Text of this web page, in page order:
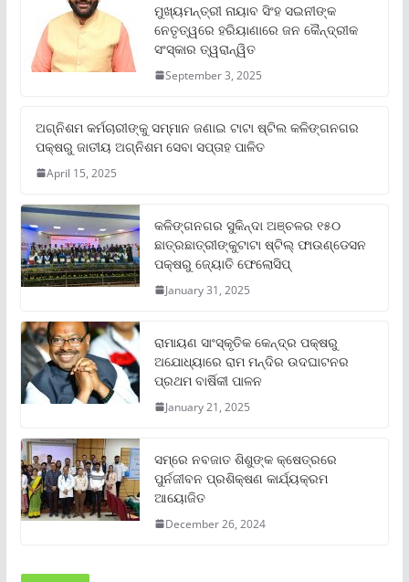
ମୁଖ୍ୟମନ୍ତ୍ରୀ ନାୟାବ ସିଂହ ସଇନୀଙ୍କ
ନେତୃତ୍ୱରେ ହରିୟାଣାରେ ଜନ କୈନ୍ଦ୍ରୀକ
ସଂସ୍କାର ତ୍ୱରାନ୍ୱିତ
September 3, 2025
ଅଗ୍ନିଶମ କର୍ମଚାରୀଙ୍କୁ ସମ୍ମାନ ଜଣାଇ ଟାଟା ଷ୍ଟିଲ କଳିଙ୍ଗନଗର
ପକ୍ଷରୁ ଜାତୀୟ ଅଗ୍ନିଶମ ସେବା ସପ୍ତାହ ପାଳିତ
April 15, 2025
କଳିଙ୍ଗନଗର ସୁକିନ୍ଦା ଅଞ୍ଚଳର ୧୫୦
ଛାତ୍ରଛାତ୍ରୀଙ୍କୁଟାଟା ଷ୍ଟିଲ୍ ଫାଉଣ୍ଡେସନ
ପକ୍ଷରୁ ଜ୍ୟୋତି ଫେଲୋସିପ୍‌
January 31, 2025
ରାମାୟଣ ସାଂସ୍କୃତିକ କେନ୍ଦ୍ର ପକ୍ଷରୁ
ଅଯୋଧ୍ୟାରେ ରାମ ମନ୍ଦିର ଉଦଘାଟନର
ପ୍ରଥମ ବାର୍ଷିକୀ ପାଳନ
January 21, 2025
ସମ୍‌ରେ ନବଜାତ ଶିଶୁଙ୍କ କ୍ଷେତ୍ରରେ
ପୁର୍ନଜୀବନ ପ୍ରଶିକ୍ଷଣ କାର୍ଯ୍ୟକ୍ରମ
ଆୟୋଜିତ
December 26, 2024